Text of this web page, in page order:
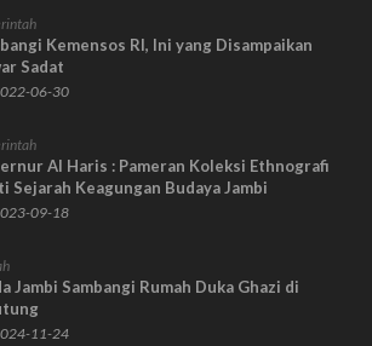
Kemensos RI, Ini yang Disampaikan
Sadat
06-30
Al Haris : Pameran Koleksi Ethnografi
Sejarah Keagungan Budaya Jambi
09-18
Jambi Sambangi Rumah Duka Ghazi di
11-24